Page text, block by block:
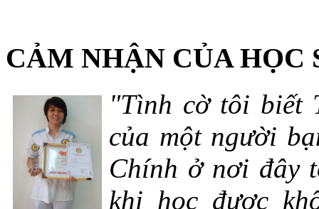
CẢM NHẬN CỦA HỌC
"Tình cờ tôi biết
của một người
Chính ở nơi đây
khi học được